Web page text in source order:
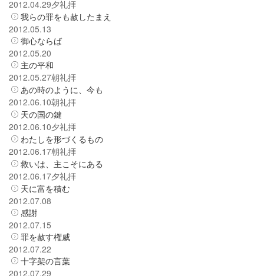
2012.04.29夕礼拝
我らの罪をも赦したまえ
2012.05.13
御心ならば
2012.05.20
主の平和
2012.05.27朝礼拝
あの時のように、今も
2012.06.10朝礼拝
天の国の鍵
2012.06.10夕礼拝
わたしを形づくるもの
2012.06.17朝礼拝
救いは、主こそにある
2012.06.17夕礼拝
天に富を積む
2012.07.08
感謝
2012.07.15
罪を赦す権威
2012.07.22
十字架の言葉
2012.07.29